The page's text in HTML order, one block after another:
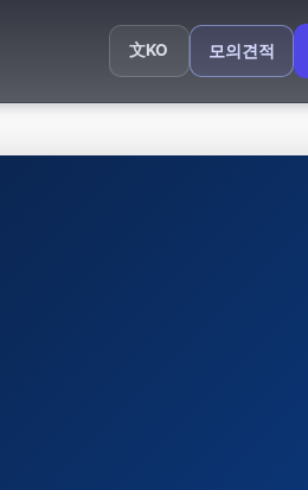
文KO 모의견적